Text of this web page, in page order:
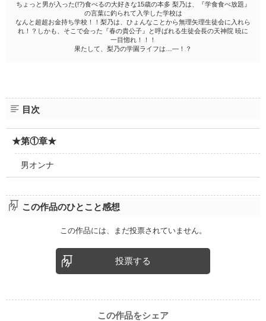
ちょっと男が入った(!?)食べるの大好きな15歳の本多 梨乃は、『学食食べ放題』
の言葉に釣られて入学した学校は
なんと超超お金持ち学校！！梨乃は、ひょんなことから無理矢理生徒会に入れら
れ！？しかも、そこで会った『春の貴公子』と呼ばれる生徒会長の天神院 暁に
一目惚れ！！！
果たして、梨乃の学園ライフは…―！？
目次
★第①章★
男オンナ
この作品のひとこと感想
この作品には、まだ投票されていません。
投票する
この作品をシェア